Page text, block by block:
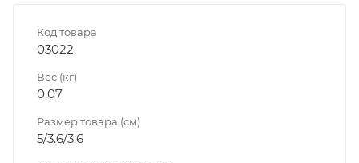
Код товара
03022
Вес (кг)
0.07
Размер товара (см)
5/3.6/3.6